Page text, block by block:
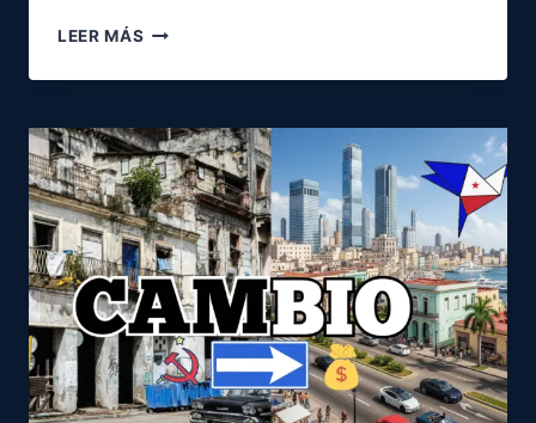
LEER MÁS ¿FUE
LEGALMENTE
CONSTITUCIÓN
DE
1940?
LA
VERDAD
QUE
EL
RÉGIMEN
OCULTÓ